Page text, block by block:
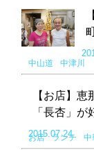
中山道 中津川
【お店】
「長杏」
2015.07.24
お店 ランチ 中